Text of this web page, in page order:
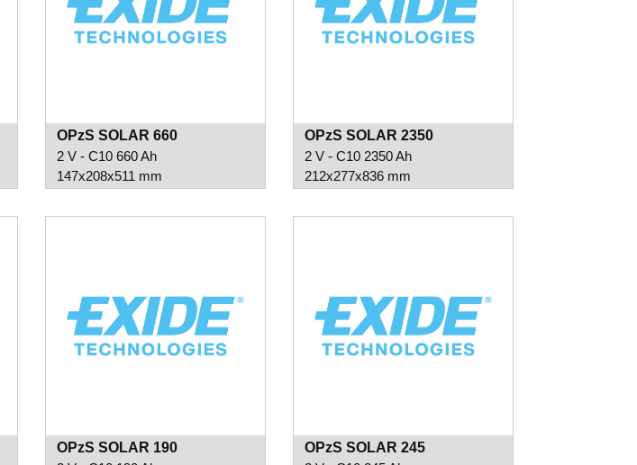
OPzS SOLAR 660
2 V - C10 660 Ah
147x208x511 mm
OPzS SOLAR 2350
2 V - C10 2350 Ah
212x277x836 mm
OPzS SOLAR 190
OPzS SOLAR 245